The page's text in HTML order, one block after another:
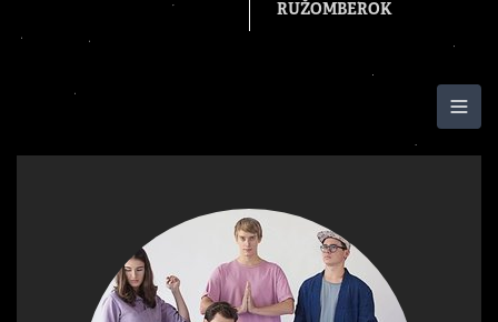
RUŽOMBEROK